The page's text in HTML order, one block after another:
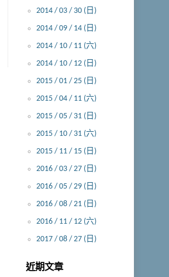
2014 / 03 / 30 (日)
2014 / 09 / 14 (日)
2014 / 10 / 11 (六)
2014 / 10 / 12 (日)
2015 / 01 / 25 (日)
2015 / 04 / 11 (六)
2015 / 05 / 31 (日)
2015 / 10 / 31 (六)
2015 / 11 / 15 (日)
2016 / 03 / 27 (日)
2016 / 05 / 29 (日)
2016 / 08 / 21 (日)
2016 / 11 / 12 (六)
2017 / 08 / 27 (日)
近期文章